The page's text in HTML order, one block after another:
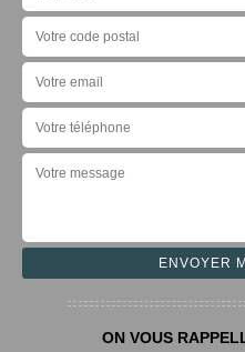
ON VOUS